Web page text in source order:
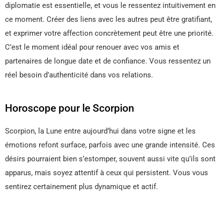
diplomatie est essentielle, et vous le ressentez intuitivement en
ce moment. Créer des liens avec les autres peut être gratifiant,
et exprimer votre affection concrètement peut être une priorité.
C’est le moment idéal pour renouer avec vos amis et
partenaires de longue date et de confiance. Vous ressentez un
réel besoin d’authenticité dans vos relations.
Horoscope pour le Scorpion
Scorpion, la Lune entre aujourd’hui dans votre signe et les
émotions refont surface, parfois avec une grande intensité. Ces
désirs pourraient bien s’estomper, souvent aussi vite qu’ils sont
apparus, mais soyez attentif à ceux qui persistent. Vous vous
sentirez certainement plus dynamique et actif.